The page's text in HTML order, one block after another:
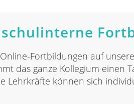
Fortbildungen auf
das ganze Kollegium einen
Lehrkräfte können sich